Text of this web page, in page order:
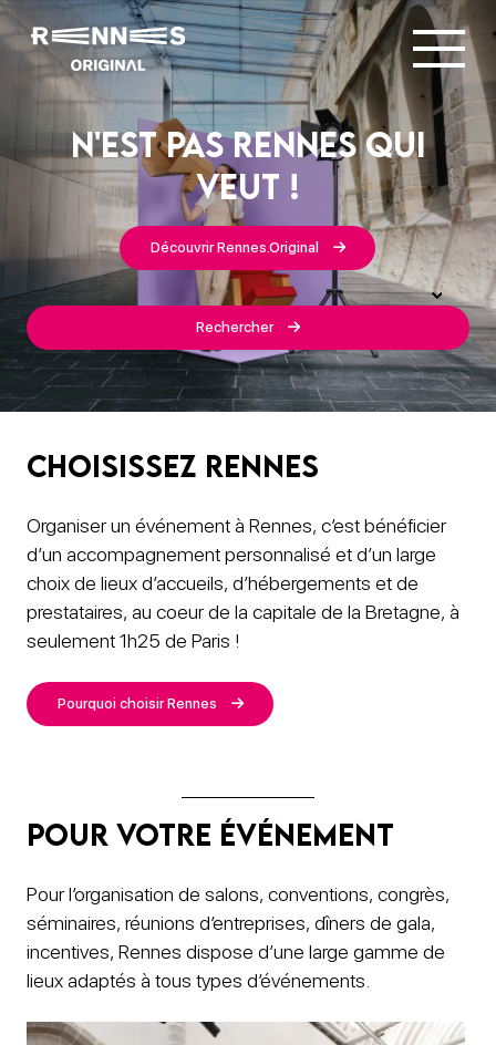
N'est pas Rennes qui
veut !
Découvrir Rennes.Original
Rechercher
Choisissez rennes
Organiser un événement à Rennes, c’est bénéficier
d’un accompagnement personnalisé et d’un large
choix de lieux d’accueils, d’hébergements et de
prestataires, au coeur de la capitale de la Bretagne, à
seulement 1h25 de Paris !
Pourquoi choisir Rennes
Pour votre événement
Pour l’organisation de salons, conventions, congrès,
séminaires, réunions d’entreprises, dîners de gala,
incentives, Rennes dispose d’une large gamme de
lieux adaptés à tous types d’événements.